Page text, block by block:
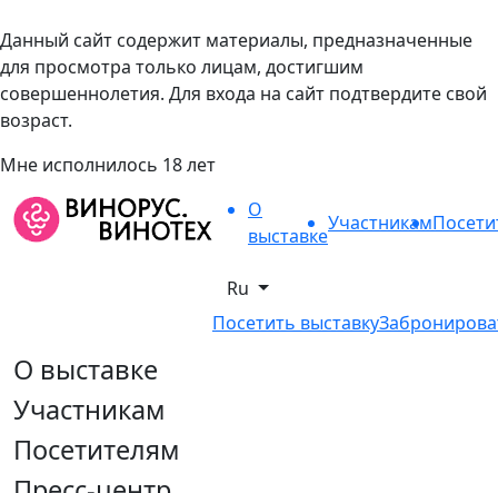
Данный сайт содержит материалы, предназначенные
для просмотра только лицам, достигшим
совершеннолетия. Для входа на сайт подтвердите свой
возраст.
Мне исполнилось 18 лет
О
выставке
Участникам
Ru
Посетить выставку
О выставке
Участникам
Посетителям